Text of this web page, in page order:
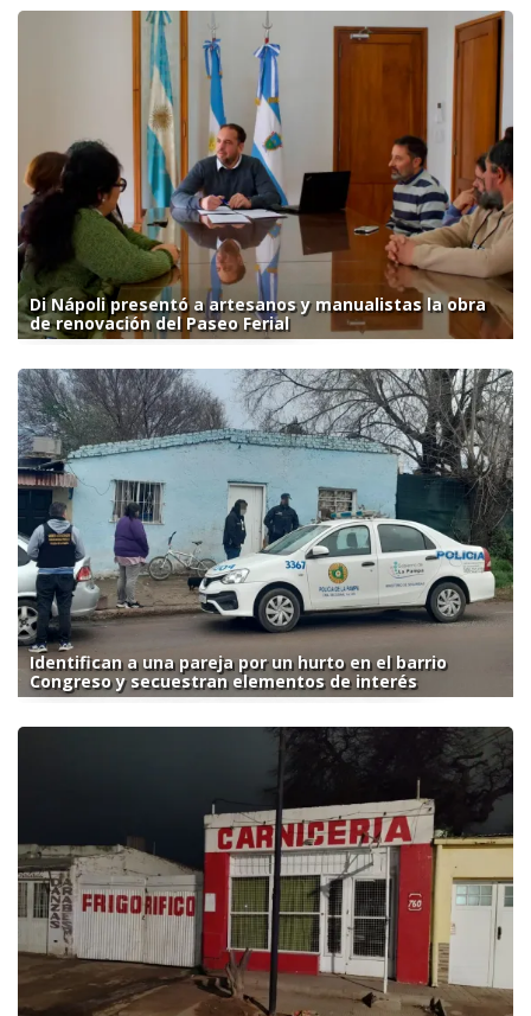
Di Nápoli presentó a artesanos y manualistas la obra
de renovación del Paseo Ferial
Identifican a una pareja por un hurto en el barrio
Congreso y secuestran elementos de interés